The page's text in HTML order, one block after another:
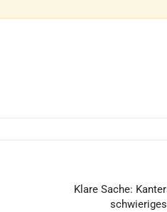
Klare Sache: